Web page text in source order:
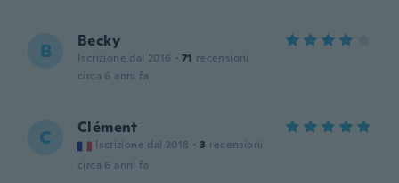
B Becky
Iscrizione dal 2016 · 71 recensioni
circa 6 anni fa
C Clément
Iscrizione dal 2018 · 3 recensioni
circa 6 anni fa